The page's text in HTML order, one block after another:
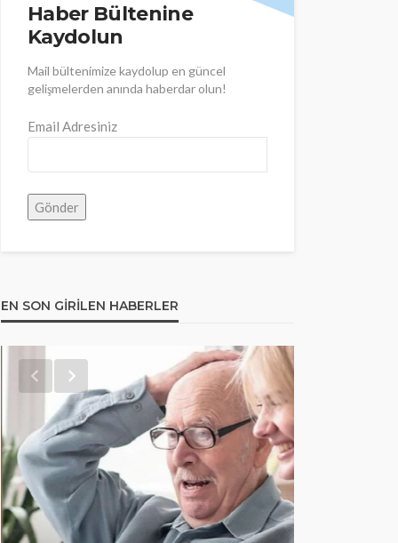
Haber Bültenine
Kaydolun
Mail bültenimize kaydolup en güncel
gelişmelerden anında haberdar olun!
Email Adresiniz
EN SON GIRILEN HABERLER